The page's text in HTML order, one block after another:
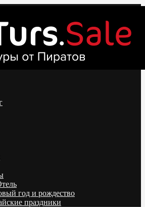
3-7-10 ночей все включено, отдых на
и горнолыжных туров.
Официальный сайт Тур Сейл
год и рождество
праздники